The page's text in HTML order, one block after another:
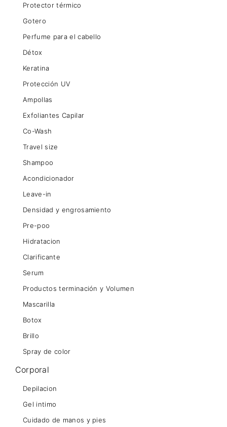
Protector térmico
Gotero
Perfume para el cabello
Détox
Keratina
Protección UV
Ampollas
Exfoliantes Capilar
Co-Wash
Travel size
Shampoo
Acondicionador
Leave-in
Densidad y engrosamiento
Pre-poo
Hidratacion
Clarificante
Serum
Productos terminación y Volumen
Mascarilla
Botox
Brillo
Spray de color
Corporal
Depilacion
Gel intimo
Cuidado de manos y pies